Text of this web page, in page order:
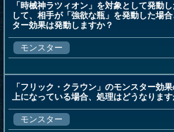
「時械神ラツィオン」を対象として発動
して、相手が「強欲な瓶」を発動した場
ター効果は発動しますか？
モンスター
「フリック・クラウン」のモンスター効
上になっている場合、処理はどうなります
モンスター